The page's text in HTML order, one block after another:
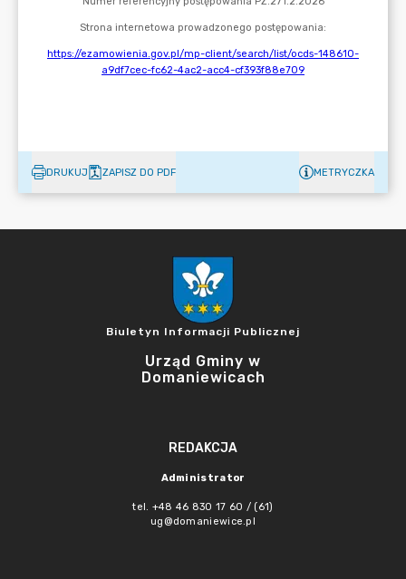
DRUKUJ ZAPISZ DO PDF METRYCZKA
Biuletyn Informacji Publicznej
Urząd Gminy w
Domaniewicach
REDAKCJA
Administrator
tel. +48 46 830 17 60 / (61)
ug@domaniewice.pl